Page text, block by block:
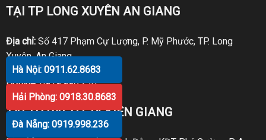
TẠI TP LONG XUYÊN AN GIANG
Địa chỉ:Số 417 Phạm Cự Lượng, P. Mỹ Phước, TP. Long
Xuyên, An Giang
Hotline: 0919.998.236
TẠI TP RẠCH GIÁ KIÊN GIANG
Hà Nội: 0911.62.8683
Hải Phòng: 0918.30.8683
Đà Nẵng: 0919.998.236